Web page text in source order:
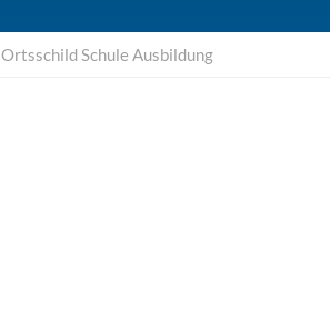
Ortsschild Schule Ausbildung